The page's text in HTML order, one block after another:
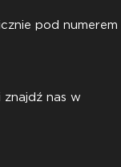
pod numerem
znajdź nas w